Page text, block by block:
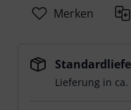
Merken
Lieferung in ca.